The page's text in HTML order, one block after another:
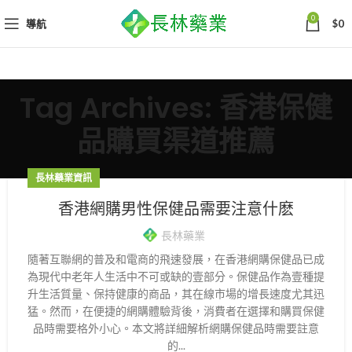
導航 0 $0
Tag Archives: 香港保健
品購買渠道推薦
長林藥業資訊
香港網購男性保健品需要注意什麽
長林藥業
隨著互聯網的普及和電商的飛速發展，在香港網購保健品已成
為現代中老年人生活中不可或缺的壹部分。保健品作為壹種提
升生活質量、保持健康的商品，其在線市場的增長速度尤其迅
猛。然而，在便捷的網購體驗背後，消費者在選擇和購買保健
品時需要格外小心。本文將詳細解析網購保健品時需要註意
的...